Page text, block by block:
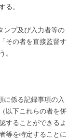
。
ンプ及び入力者等の
その者を直接監督す
に係る記録事項の入
以下これらの者を併
することができるよ
等を特定することに